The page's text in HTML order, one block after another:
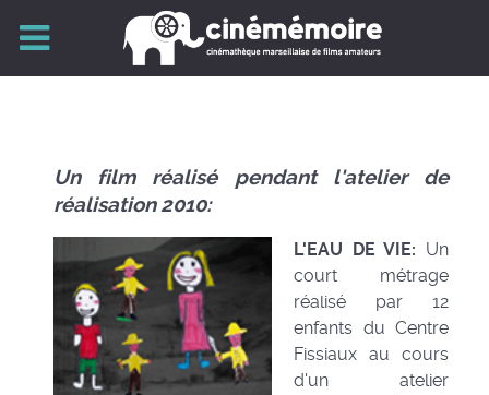
Un film réalisé pendant l'atelier de
réalisation 2010:
L'EAU DE VIE: Un
court métrage
réalisé par 12
enfants du Centre
Fissiaux au cours
d'un atelier